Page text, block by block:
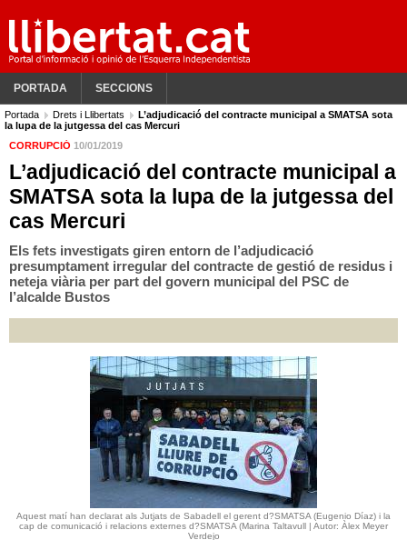
PORTADA SECCIONS
Portada Drets i Llibertats
L’adjudicació del contracte municipal a SMATSA sota
la lupa de la jutgessa del cas Mercuri
CORRUPCIÓ 10/01/2019
L’adjudicació del contracte municipal a
SMATSA sota la lupa de la jutgessa del
cas Mercuri
Els fets investigats giren entorn de l’adjudicació
presumptament irregular del contracte de gestió de residus i
neteja viària per part del govern municipal del PSC de
l’alcalde Bustos
Aquest matí han declarat als Jutjats de Sabadell el gerent d?SMATSA (Eugenio Díaz) i la
cap de comunicació i relacions externes d?SMATSA (Marina Taltavull | Autor: Àlex Meyer
Verdejo